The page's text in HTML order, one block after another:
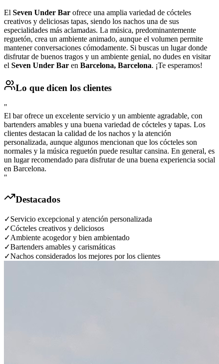
El Seven Under Bar ofrece una amplia variedad de cócteles
creativos y deliciosas tapas, siendo los nachos una de sus
especialidades más aclamadas. La música, predominantemente
reguetón, crea un ambiente animado, aunque el volumen permite
mantener conversaciones cómodamente. Si buscas un lugar donde
disfrutar de buenos tragos y un ambiente genial, no dudes en visitar
el Seven Under Bar en Barcelona, Barcelona. ¡Te esperamos!
Lo que dicen los clientes
"
El bar ofrece un excelente servicio y un ambiente agradable, con
bartenders amables y una buena variedad de cócteles y tapas. Los
clientes destacan la calidad de los nachos y la atención
personalizada, aunque algunos mencionan que los cócteles son
normales y la música reguetón puede resultar cansina. En general, es
un lugar recomendado para disfrutar de una buena experiencia social
en Barcelona.
"
Destacados
✓Servicio excepcional y atención personalizada
✓Cócteles creativos y deliciosos
✓Ambiente acogedor y bien ambientado
✓Bartenders amables y carismáticas
✓Nachos considerados los mejores por los clientes